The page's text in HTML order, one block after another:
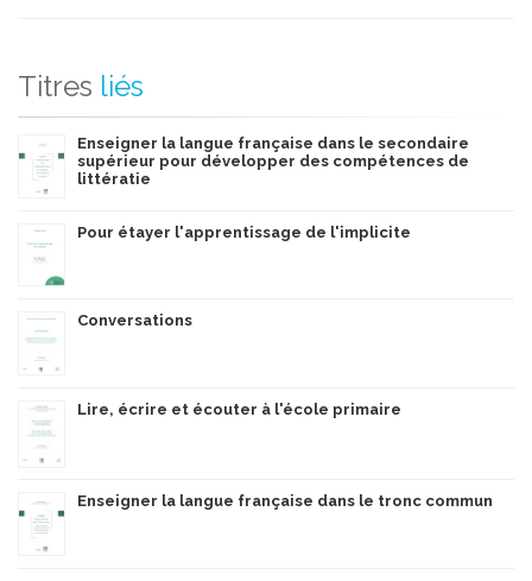
Titres liés
Enseigner la langue française dans le secondaire
supérieur pour développer des compétences de
littératie
Pour étayer l'apprentissage de l'implicite
Conversations
Lire, écrire et écouter à l'école primaire
Enseigner la langue française dans le tronc commun